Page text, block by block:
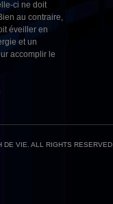
ci ne doit
au contraire,
éveiller en
et un
accomplir le
VIE. ALL RIGHTS RESERVED.